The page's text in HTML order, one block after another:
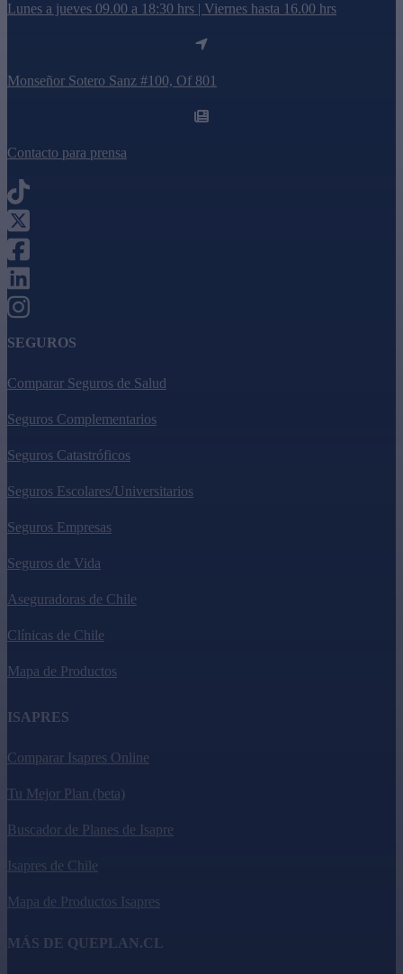
Lunes a jueves 09.00 a 18:30 hrs | Viernes hasta 16.00 hrs
Monseñor Sotero Sanz #100, Of 801
Contacto para prensa
SEGUROS
Comparar Seguros de Salud
Seguros Complementarios
Seguros Catastróficos
Seguros Escolares/Universitarios
Seguros Empresas
Seguros de Vida
Aseguradoras de Chile
Clínicas de Chile
Mapa de Productos
ISAPRES
Comparar Isapres Online
Tu Mejor Plan (beta)
Buscador de Planes de Isapre
Isapres de Chile
Mapa de Productos Isapres
MÁS DE QUEPLAN.CL